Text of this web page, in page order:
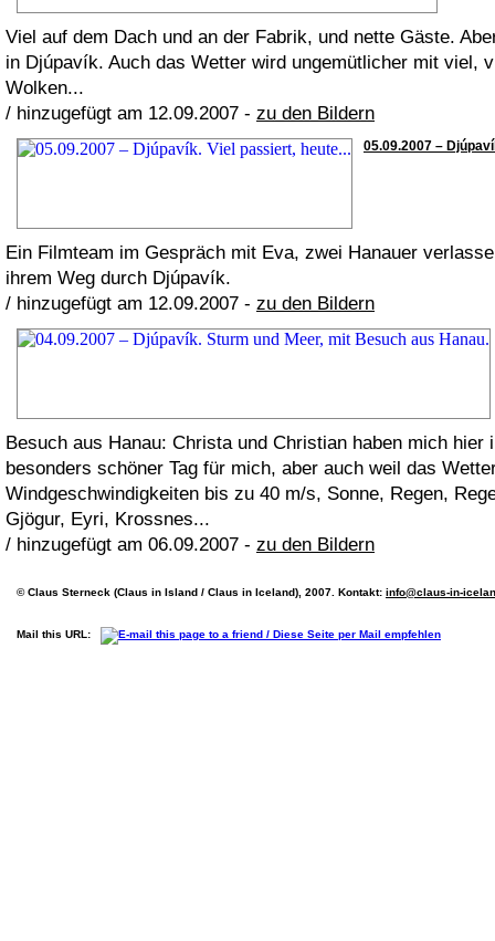
Viel auf dem Dach und an der Fabrik, und nette Gäste.
in Djúpavík. Auch das Wetter wird ungemütlicher mit viel,
Wolken...
/ hinzugefügt am 12.09.2007 - zu den Bildern
05.09.2007 –
Ein Filmteam im Gespräch mit Eva, zwei Hanauer
ihrem Weg durch Djúpavík.
/ hinzugefügt am 12.09.2007 - zu den Bildern
Besuch aus Hanau: Christa und Christian haben mich hier
besonders schöner Tag für mich, aber auch weil das
Windgeschwindigkeiten bis zu 40 m/s, Sonne, Regen,
Gjögur, Eyri, Krossnes...
/ hinzugefügt am 06.09.2007 - zu den Bildern
© Claus Sterneck (Claus in Island / Claus in Iceland), 2007. Kontakt: info@claus-in-
Mail this URL: